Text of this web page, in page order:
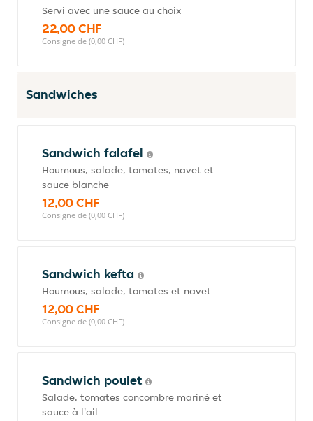
Servi avec une sauce au choix
22,00 CHF
Consigne de (0,00 CHF)
Sandwiches
Sandwich falafel
Houmous, salade, tomates, navet et
sauce blanche
12,00 CHF
Consigne de (0,00 CHF)
Sandwich kefta
Houmous, salade, tomates et navet
12,00 CHF
Consigne de (0,00 CHF)
Sandwich poulet
Salade, tomates concombre mariné et
sauce à l'ail